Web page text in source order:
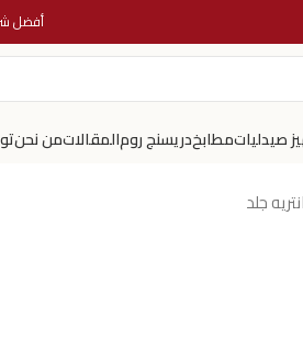
أفضل
صيدلياتمطابخدريسنج رومالمقالاتمن نحن
جلد